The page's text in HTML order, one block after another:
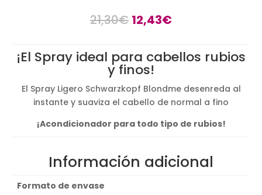
21,30€ El
era:
21,30€.
12,43€El
es:
¡El Spray ideal para cabellos rubios
y finos!
El Spray Ligero Schwarzkopf Blondme desenreda al
instante y suaviza el cabello de normal a fino
¡Acondicionador para todo tipo de rubios!
Información adicional
Formato de envase